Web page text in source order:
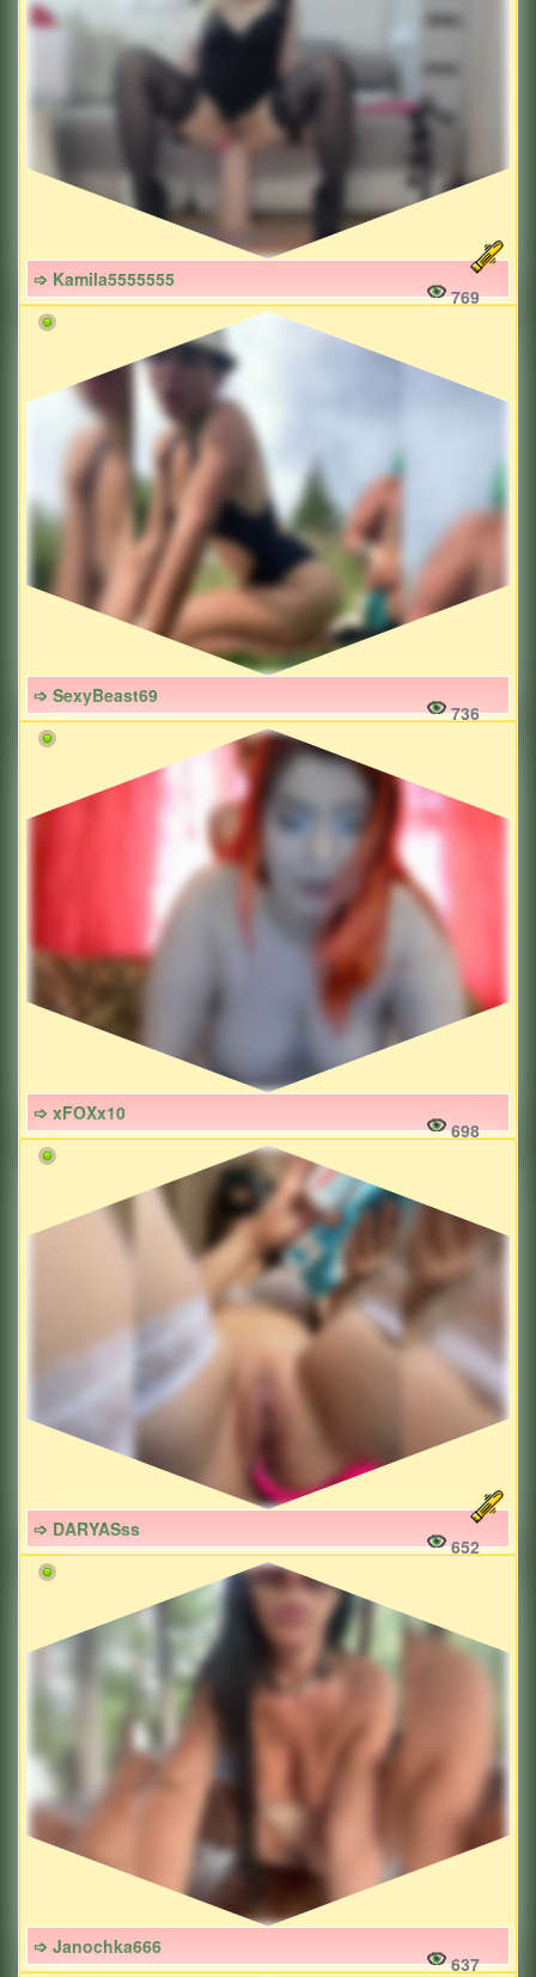
➩ Kamila5555555
769
➩ SexyBeast69
736
➩ xFOXx10
698
➩ DARYASss
652
➩ Janochka666
637